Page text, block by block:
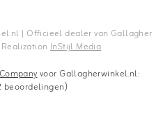
| Officieel dealer van Gallagher
InStijl Media
voor Gallagherwinkel.nl:
beoordelingen)